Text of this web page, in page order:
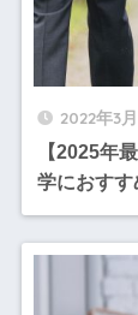
2022年3
【2025年
学におす